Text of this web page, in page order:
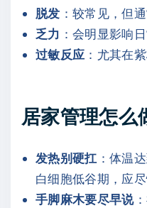
脱发 ：较常见，但
乏力 ：会明显影响
过敏反应 ：尤其在
居家管理怎么
发热别硬扛 ：体温
白细胞低谷期，应
手脚麻木要尽早说